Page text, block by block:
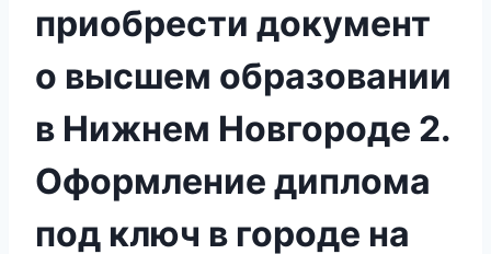
приобрести документ
о высшем образовании
в Нижнем Новгороде 2.
Оформление диплома
под ключ в городе на